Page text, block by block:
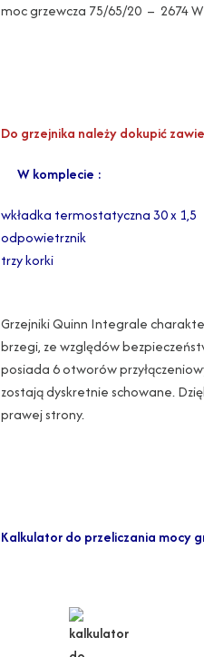
moc grzewcza 75/65/20 – 2674 W
Do grzejnika należy dokupić
W komplecie :
wkładka termostatyczna 30 x 1,5
odpowietrznik
trzy korki
Grzejniki Quinn Integrale
brzegi, ze względów
posiada 6 otworów
zostają dyskretnie schowane.
prawej strony.
Kalkulator do przeliczania mocy